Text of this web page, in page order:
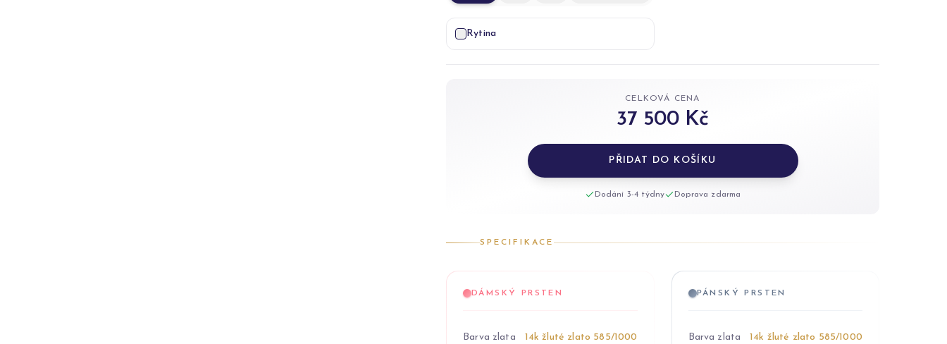
Rytina
CELKOVÁ CENA
37 500 Kč
PŘIDAT DO KOŠÍKU
Dodání 3-4 týdny Doprava zdarma
SPECIFIKACE
DÁMSKÝ PRSTEN
Barva zlata 14k žluté zlato 585/1000
PÁNSKÝ PRSTEN
Barva zlata 14k žluté zlato 585/1000